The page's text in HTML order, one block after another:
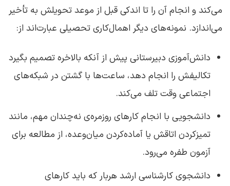
می‌کند و انجام آن را تا اندکی قبل از موعد تحویلش به تأخیر
می‌اندازد. نمونه‌های دیگر اهمال‌کاری تحصیلی عبارت‌اند از:
دانش‌آموزی دبیرستانی پیش از آنکه بالاخره تصمیم بگیرد
تکالیفش را انجام دهد، ساعت‌ها با گشتن در شبکه‌های
اجتماعی وقت تلف می‌کند.
دانشجویی با انجام کارهای روزمره‌ی نه‌چندان مهم، مانند
تمیزکردن اتاقش یا آماده‌کردن میان‌وعده، از مطالعه برای
آزمون طفره می‌رود.
دانشجوی کارشناسی‌ ارشد هربار که باید کارهای